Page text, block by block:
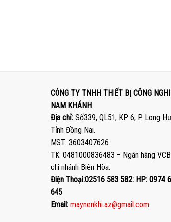
CÔNG TY TNHH THIẾT BỊ CÔNG
NAM KHÁNH
Địa chỉ: Số339, QL51, KP 6, P. Long
Tỉnh Đồng Nai.
MST: 3603407626
TK: 0481000836483 – Ngân hàng VCB
chi nhánh Biên Hòa.
Điện Thoại:02516 583 582: HP: 0974
645
Email: maynenkhi.az@gmail.com